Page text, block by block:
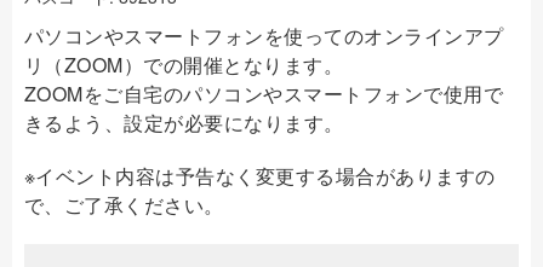
パソコンやスマートフォンを使ってのオンラインアプ
リ（ZOOM）での開催となります。
ZOOMをご自宅のパソコンやスマートフォンで使用で
きるよう、設定が必要になります。
※イベント内容は予告なく変更する場合がありますの
で、ご了承ください。